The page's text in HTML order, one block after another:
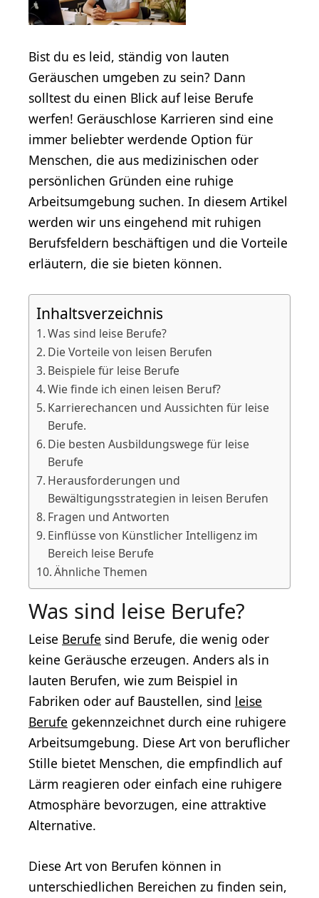
Bist du es leid, ständig von lauten
Geräuschen umgeben zu sein? Dann
solltest du einen Blick auf leise Berufe
werfen! Geräuschlose Karrieren sind eine
immer beliebter werdende Option für
Menschen, die aus medizinischen oder
persönlichen Gründen eine ruhige
Arbeitsumgebung suchen. In diesem Artikel
werden wir uns eingehend mit ruhigen
Berufsfeldern beschäftigen und die Vorteile
erläutern, die sie bieten können.
Inhaltsverzeichnis
Was sind leise Berufe?
Die Vorteile von leisen Berufen
Beispiele für leise Berufe
Wie finde ich einen leisen Beruf?
Karrierechancen und Aussichten für leise
Berufe.
Die besten Ausbildungswege für leise
Berufe
Herausforderungen und
Bewältigungsstrategien in leisen Berufen
Fragen und Antworten
Einflüsse von Künstlicher Intelligenz im
Bereich leise Berufe
Ähnliche Themen
Was sind leise Berufe?
Leise Berufe sind Berufe, die wenig oder
keine Geräusche erzeugen. Anders als in
lauten Berufen, wie zum Beispiel in
Fabriken oder auf Baustellen, sind leise
Berufe gekennzeichnet durch eine ruhigere
Arbeitsumgebung. Diese Art von beruflicher
Stille bietet Menschen, die empfindlich auf
Lärm reagieren oder einfach eine ruhigere
Atmosphäre bevorzugen, eine attraktive
Alternative.
Diese Art von Berufen können in
unterschiedlichen Bereichen zu finden sein,